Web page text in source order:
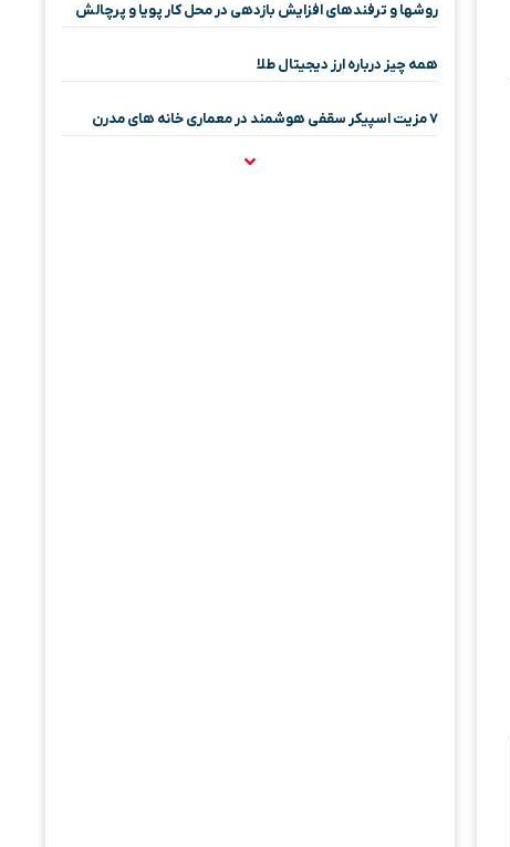
روشها و ترفندهای افزایش بازدهی در محل کار پویا و پرچالش
همه چیز درباره ارز دیجیتال طلا
۷ مزیت اسپیکر سقفی هوشمند در معماری خانه‌ های مدرن